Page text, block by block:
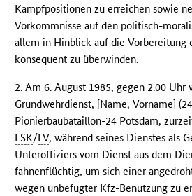
Kampfpositionen zu erreichen sowie
Vorkommnisse auf den politisch-
allem in Hinblick auf die Vorbereitung
konsequent zu überwinden.
2. Am 6. August 1985, gegen 2.00 Uhr
Grundwehrdienst, [Name, Vorname]
Pionierbaubataillon-24 Potsdam,
LSK/LV, während seines Dienstes als
Unteroffiziers vom Dienst aus dem
fahnenflüchtig, um sich einer
wegen unbefugter Kfz-Benutzung zu